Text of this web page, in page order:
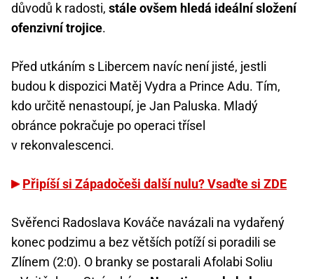
důvodů k radosti, stále ovšem hledá ideální složení
ofenzivní trojice.
Před utkáním s Libercem navíc není jisté, jestli
budou k dispozici Matěj Vydra a Prince Adu. Tím,
kdo určitě nenastoupí, je Jan Paluska. Mladý
obránce pokračuje po operaci třísel
v rekonvalescenci.
Připíší si Západočeši další nulu? Vsaďte si ZDE
Svěřenci Radoslava Kováče navázali na vydařený
konec podzimu a bez větších potíží si poradili se
Zlínem (2:0). O branky se postarali Afolabi Soliu